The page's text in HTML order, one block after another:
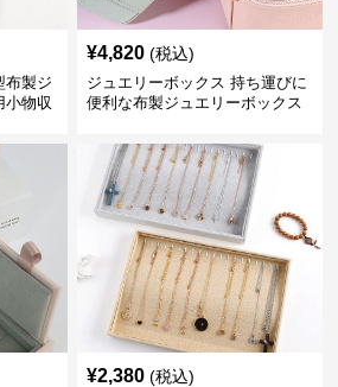
布製ジ
小物収
¥4,820 (税込)
ジュエリーボックス 持ち運びに
便利な布製ジュエリーボックス
¥2,380 (税込)